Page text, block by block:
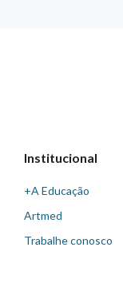
Institucional
+A Educação
Artmed
Trabalhe conosco